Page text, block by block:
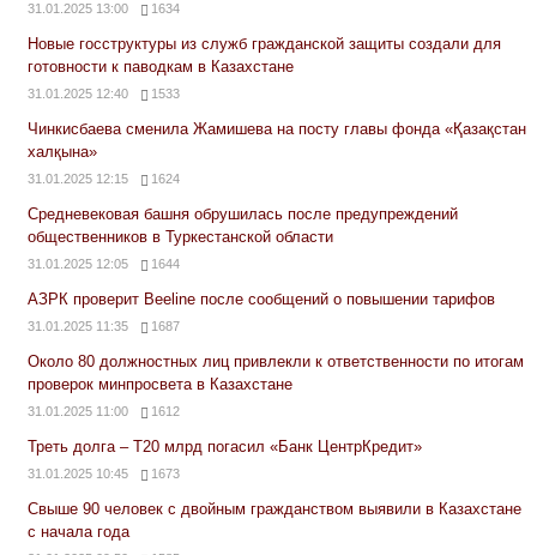
31.01.2025 13:00 1634
Новые госструктуры из служб гражданской защиты создали для
готовности к паводкам в Казахстане
31.01.2025 12:40 1533
Чинкисбаева сменила Жамишева на посту главы фонда «Қазақстан
халқына»
31.01.2025 12:15 1624
Средневековая башня обрушилась после предупреждений
общественников в Туркестанской области
31.01.2025 12:05 1644
АЗРК проверит Beeline после сообщений о повышении тарифов
31.01.2025 11:35 1687
Около 80 должностных лиц привлекли к ответственности по итогам
проверок минпросвета в Казахстане
31.01.2025 11:00 1612
Треть долга – Т20 млрд погасил «Банк ЦентрКредит»
31.01.2025 10:45 1673
Свыше 90 человек с двойным гражданством выявили в Казахстане
с начала года